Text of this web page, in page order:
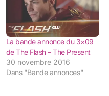
La bande annonce du 3×09
de The Flash – The Present
30 novembre 2016
Dans "Bande annonces"